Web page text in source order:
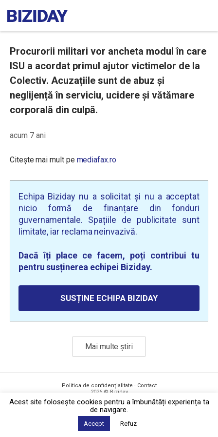
Procurorii militari vor ancheta modul în care
ISU a acordat primul ajutor victimelor de la
Colectiv. Acuzațiile sunt de abuz și
neglijență în serviciu, ucidere și vătămare
corporală din culpă.
acum 7 ani
Citește mai mult pe mediafax.ro
Echipa Biziday nu a solicitat și nu a acceptat
nicio formă de finanțare din fonduri
guvernamentale. Spațiile de publicitate sunt
limitate, iar reclama neinvazivă.
Dacă îți place ce facem, poți contribui tu
pentru susținerea echipei Biziday.
SUSȚINE ECHIPA BIZIDAY
Mai multe știri
Politica de confidențialitate · Contact
2026 © Biziday
Acest site foloseşte cookies pentru a îmbunătăți experiența ta
de navigare.
Accept Refuz